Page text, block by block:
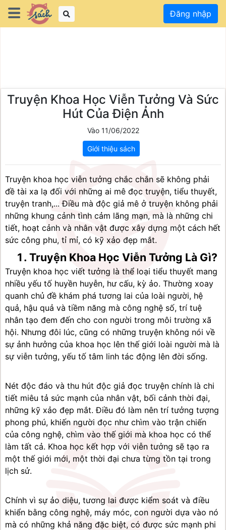
Đăng nhập
Truyện Khoa Học Viễn Tưởng Và Sức
Hút Của Điện Ảnh
Vào 11/06/2022
Giới thiệu sách
Truyện khoa học viễn tưởng chắc chắn sẽ không phải
đề tài xa lạ đối với những ai mê đọc truyện, tiểu thuyết,
truyện tranh,... Điều mà độc giả mê ở truyện không phải
những khung cảnh tình cảm lãng mạn, mà là những chi
tiết, hoạt cảnh và nhân vật được xây dựng một cách hết
sức công phu, tỉ mỉ, có kỹ xảo đẹp mắt.
Truyện Khoa Học Viễn Tưởng Là Gì?
Truyện khoa học viết tưởng là thể loại tiểu thuyết mang
nhiều yếu tố huyền huyễn, hư cấu, kỳ ảo. Thường xoay
quanh chủ đề khám phá tương lai của loài người, hệ
quả, hậu quả và tiềm năng mà công nghệ số, trí tuệ
nhân tạo đem đến cho con người trong môi trường xã
hội. Nhưng đôi lúc, cũng có những truyện không nói về
sự ảnh hưởng của khoa học lên thế giới loài người mà là
sự viễn tưởng, yếu tố tâm linh tác động lên đời sống.
Nét độc đáo và thu hút độc giả đọc truyện chính là chi
tiết miêu tả sức mạnh của nhân vật, bối cảnh thời đại,
những kỹ xảo đẹp mắt. Điều đó làm nên trí tưởng tượng
phong phú, khiến người đọc như chìm vào trận chiến
của công nghệ, chìm vào thế giới mà khoa học có thể
làm tất cả. Khoa học kết hợp với viễn tưởng sẽ tạo ra
một thế giới mới, một thời đại chưa từng tồn tại trong
lịch sử.
Chính vì sự ảo diệu, tương lai được kiểm soát và điều
khiển bằng công nghệ, máy móc, con người dựa vào nó
mà có những khả năng đặc biệt, có được sức mạnh phi